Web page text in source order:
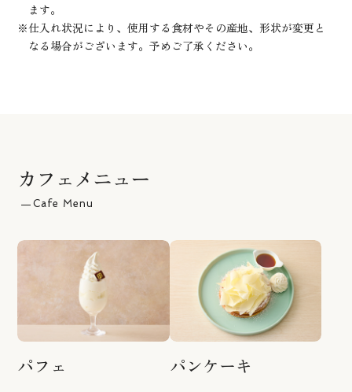
ます。
仕入れ状況により、使用する食材やその産地、形状が変更と
なる場合がございます。予めご了承ください。
カフェメニュー
Cafe Menu
パフェ パンケーキ